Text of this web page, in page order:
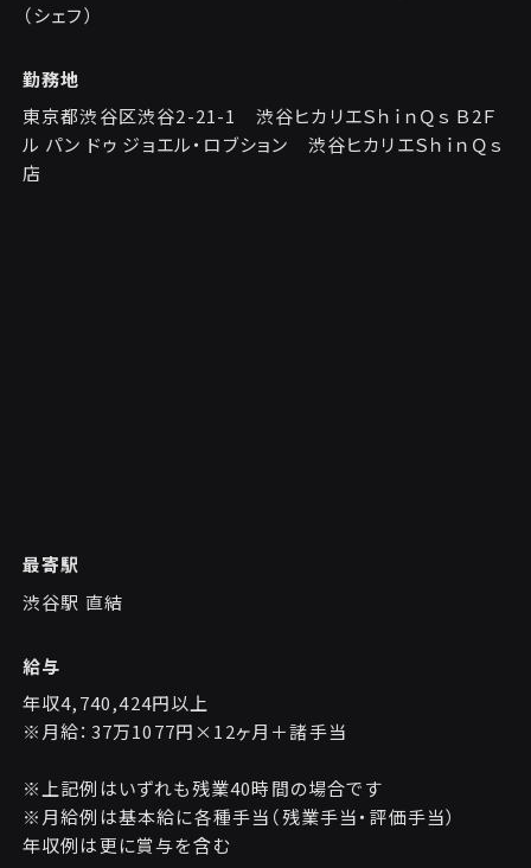
（シェフ）
勤務地
東京都渋谷区渋谷2-21-1 渋谷ヒカリエＳｈｉｎＱｓ Ｂ2Ｆ
ル パン ドゥ ジョエル・ロブション 渋谷ヒカリエＳｈｉｎＱｓ
店
最寄駅
渋谷駅 直結
給与
年収4,740,424円以上
※月給：37万1077円×12ヶ月＋諸手当
※上記例はいずれも残業40時間の場合です
※月給例は基本給に各種手当（残業手当・評価手当）
年収例は更に賞与を含む